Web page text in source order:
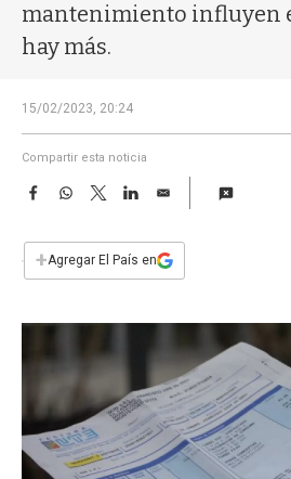
mantenimiento influyen
hay más.
15/02/2023, 20:24
Compartir esta noticia
F
e
b
W
s
T
w
t
L
E
i
l
+Agregar El País en